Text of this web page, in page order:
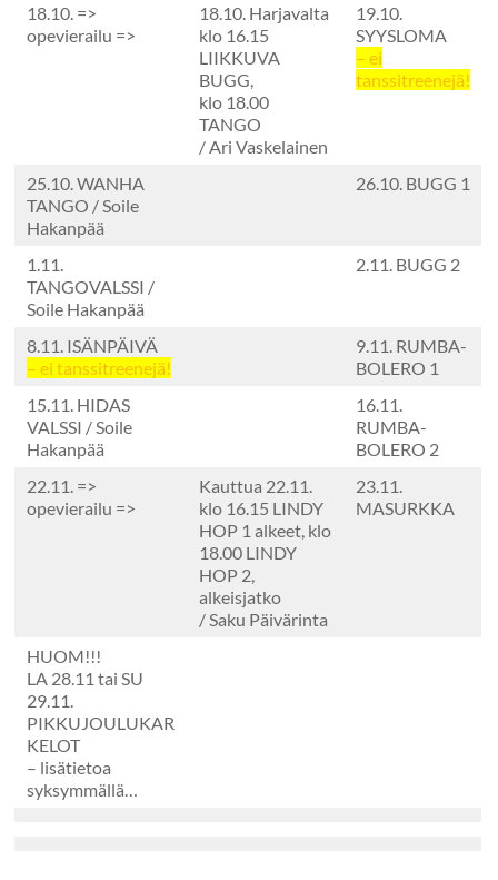
18.10. =>
opevierailu =>
18.10. Harjavalta
klo 16.15
LIIKKUVA
BUGG,
klo 18.00
TANGO
/ Ari Vaskelainen
19.10.
SYYSLOMA
– ei
tanssitreenejä!
25.10. WANHA
TANGO / Soile
Hakanpää
26.10. BUGG 1
1.11.
TANGOVALSSI /
Soile Hakanpää
2.11. BUGG 2
8.11. ISÄNPÄIVÄ
– ei tanssitreenejä!
9.11. RUMBA-
BOLERO 1
15.11. HIDAS
VALSSI / Soile
Hakanpää
16.11.
RUMBA-
BOLERO 2
22.11. =>
opevierailu =>
Kauttua 22.11.
klo 16.15 LINDY
HOP 1 alkeet, klo
18.00 LINDY
HOP 2,
alkeisjatko
/ Saku Päivärinta
23.11.
MASURKKA
HUOM!!!
LA 28.11 tai SU
29.11.
PIKKUJOULUKAR
KELOT
– lisätietoa
syksymmällä…